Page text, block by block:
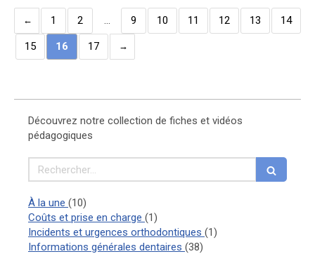
1 2 … 9 10 11 12 13 14
15 16 17
Découvrez notre collection de fiches et vidéos
pédagogiques
Rechercher
À la une (10)
Coûts et prise en charge (1)
Incidents et urgences orthodontiques (1)
Informations générales dentaires (38)